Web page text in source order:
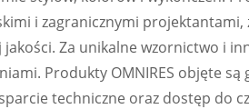
i zagranicznymi projektantami,
jakości. Za unikalne wzornictwo i
Produkty OMNIRES objęte są
techniczne oraz dostęp do